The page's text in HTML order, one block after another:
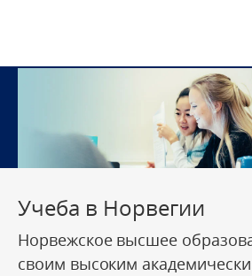
Учеба в Норвегии
Норвежское высшее
своим высоким